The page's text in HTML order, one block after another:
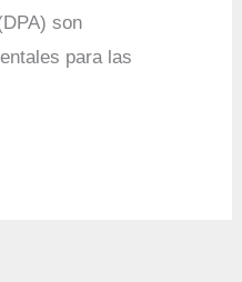
son
para las